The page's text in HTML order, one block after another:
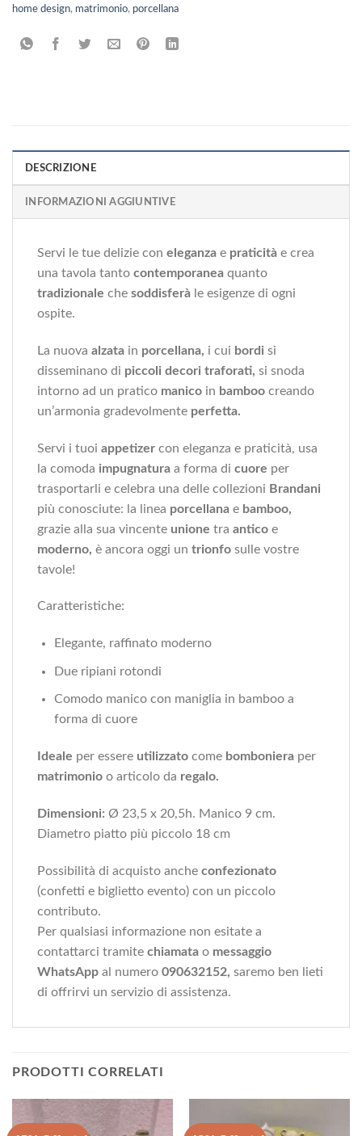
home design, matrimonio, porcellana
DESCRIZIONE
INFORMAZIONI AGGIUNTIVE
Servi le tue delizie con eleganza e praticità e crea
una tavola tanto contemporanea quanto
tradizionale che soddisferà le esigenze di ogni
ospite.
La nuova alzata in porcellana, i cui bordi si
disseminano di piccoli decori traforati, si snoda
intorno ad un pratico manico in bamboo creando
un’armonia gradevolmente perfetta.
Servi i tuoi appetizer con eleganza e praticità, usa
la comoda impugnatura a forma di cuore per
trasportarli e celebra una delle collezioni Brandani
più conosciute: la linea porcellana e bamboo,
grazie alla sua vincente unione tra antico e
moderno, è ancora oggi un trionfo sulle vostre
tavole!
Caratteristiche:
Elegante, raffinato moderno
Due ripiani rotondi
Comodo manico con maniglia in bamboo a
forma di cuore
Ideale per essere utilizzato come bomboniera per
matrimonio o articolo da regalo.
Dimensioni: Ø 23,5 x 20,5h. Manico 9 cm.
Diametro piatto più piccolo 18 cm
Possibilità di acquisto anche confezionato
(confetti e biglietto evento) con un piccolo
contributo.
Per qualsiasi informazione non esitate a
contattarci tramite chiamata o messaggio
WhatsApp al numero 090632152, saremo ben lieti
di offrirvi un servizio di assistenza.
PRODOTTI CORRELATI